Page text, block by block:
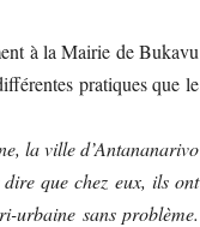
à la Mairie de Bukavu
pratiques que le
la ville d’Antananarivo
que chez eux, ils ont
urbaine sans problème.